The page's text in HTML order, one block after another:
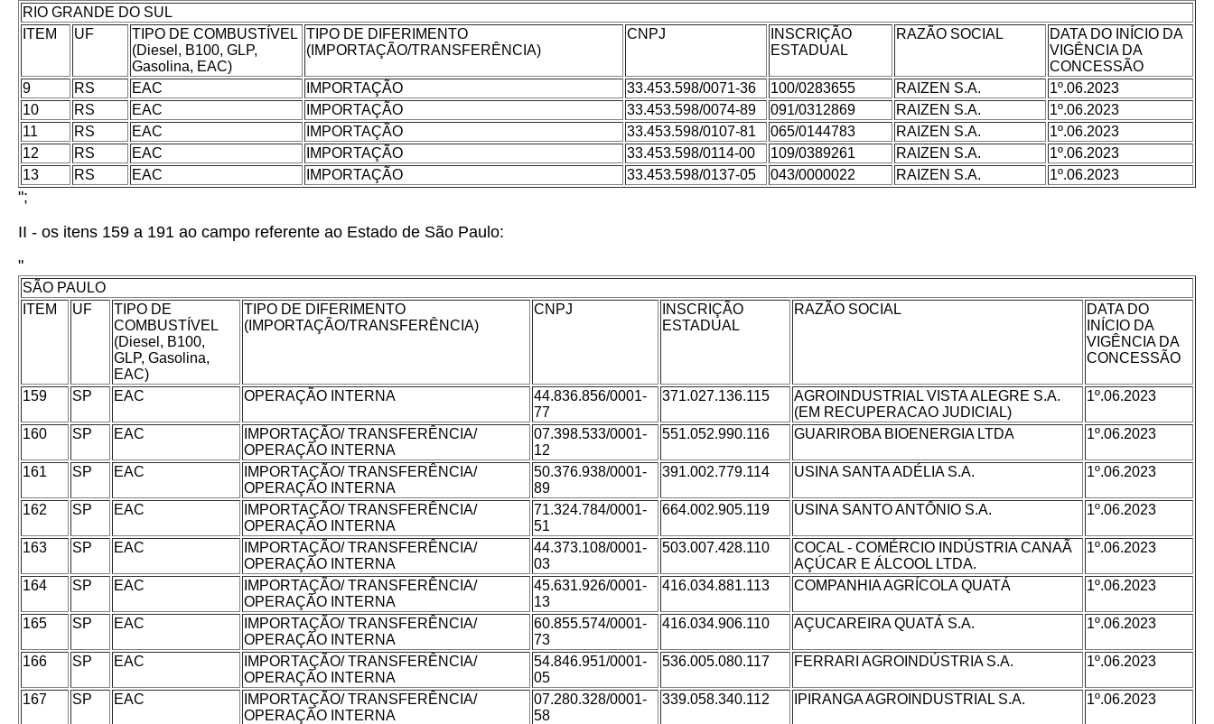
RIO GRANDE DO SUL
ITEM
UF
TIPO DE COMBUSTÍVEL
(Diesel, B100, GLP,
Gasolina, EAC)
TIPO DE DIFERIMENTO
(IMPORTAÇÃO/TRANSFERÊNCIA)
CNPJ
INSCRIÇÃO
ESTADUAL
RAZÃO SOCIAL
DATA DO INÍCIO DA
VIGÊNCIA DA
CONCESSÃO
9
RS EAC IMPORTAÇÃO 33.453.598/0071-36 100/0283655 RAIZEN S.A.
1º.06.2023
10
RS EAC IMPORTAÇÃO 33.453.598/0074-89 091/0312869 RAIZEN S.A.
1º.06.2023
11
RS EAC IMPORTAÇÃO 33.453.598/0107-81 065/0144783 RAIZEN S.A.
1º.06.2023
12
RS EAC IMPORTAÇÃO 33.453.598/0114-00 109/0389261 RAIZEN S.A.
1º.06.2023
13
RS EAC IMPORTAÇÃO 33.453.598/0137-05 043/0000022 RAIZEN S.A. 1º.06.2023
";
II - os itens 159 a 191 ao campo referente ao Estado de São Paulo:
"
SÃO PAULO
ITEM
UF
TIPO DE
COMBUSTÍVEL
(Diesel, B100,
GLP, Gasolina,
EAC)
TIPO DE DIFERIMENTO
(IMPORTAÇÃO/TRANSFERÊNCIA)
CNPJ
INSCRIÇÃO
ESTADUAL
RAZÃO SOCIAL
DATA DO
INÍCIO DA
VIGÊNCIA DA
CONCESSÃO
159 SP EAC OPERAÇÃO INTERNA
44.836.856/0001-
77
371.027.136.115
AGROINDUSTRIAL VISTA ALEGRE S.A.
(EM RECUPERACAO JUDICIAL)
1º.06.2023
160 SP EAC
IMPORTAÇÃO/ TRANSFERÊNCIA/
OPERAÇÃO INTERNA
07.398.533/0001-
12
551.052.990.116 GUARIROBA BIOENERGIA LTDA 1º.06.2023
161 SP EAC
IMPORTAÇÃO/ TRANSFERÊNCIA/
OPERAÇÃO INTERNA
50.376.938/0001-
89
391.002.779.114 USINA SANTA ADÉLIA S.A. 1º.06.2023
162 SP EAC
IMPORTAÇÃO/ TRANSFERÊNCIA/
OPERAÇÃO INTERNA
71.324.784/0001-
51
664.002.905.119 USINA SANTO ANTÔNIO S.A. 1º.06.2023
163 SP EAC
IMPORTAÇÃO/ TRANSFERÊNCIA/
OPERAÇÃO INTERNA
44.373.108/0001-
03
503.007.428.110
COCAL - COMÉRCIO INDÚSTRIA CANAÃ
AÇÚCAR E ÁLCOOL LTDA.
1º.06.2023
164 SP EAC
IMPORTAÇÃO/ TRANSFERÊNCIA/
OPERAÇÃO INTERNA
45.631.926/0001-
13
416.034.881.113 COMPANHIA AGRÍCOLA QUATÁ 1º.06.2023
165 SP EAC
IMPORTAÇÃO/ TRANSFERÊNCIA/
OPERAÇÃO INTERNA
60.855.574/0001-
73
416.034.906.110 AÇUCAREIRA QUATÁ S.A. 1º.06.2023
166 SP EAC
IMPORTAÇÃO/ TRANSFERÊNCIA/
OPERAÇÃO INTERNA
54.846.951/0001-
05
536.005.080.117 FERRARI AGROINDÚSTRIA S.A. 1º.06.2023
167 SP EAC
IMPORTAÇÃO/ TRANSFERÊNCIA/
OPERAÇÃO INTERNA
07.280.328/0001-
58
339.058.340.112 IPIRANGA AGROINDUSTRIAL S.A. 1º.06.2023